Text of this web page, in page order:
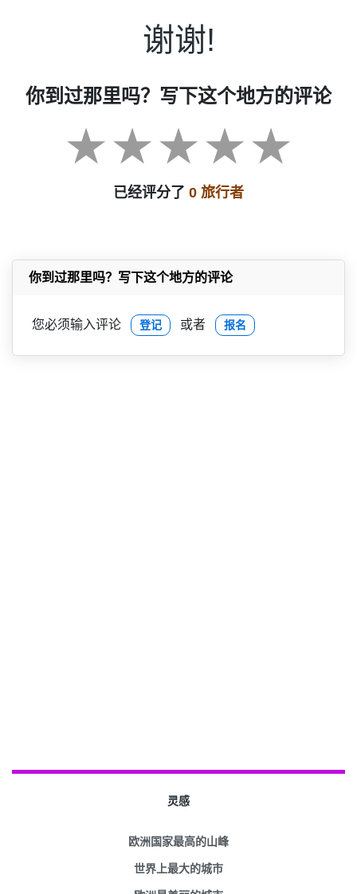
谢谢!
你到过那里吗？写下这个地方的评论
已经评分了 0 旅行者
你到过那里吗？写下这个地方的评论
您必须输入评论 登记 或者 报名
灵感
欧洲国家最高的山峰
世界上最大的城市